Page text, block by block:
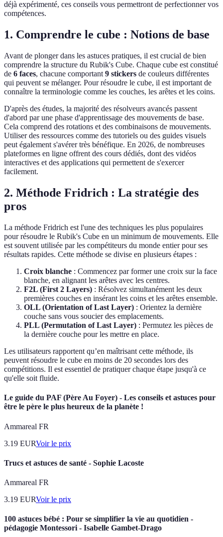
déjà expérimenté, ces conseils vous permettront de perfectionner vos
compétences.
1. Comprendre le cube : Notions de base
Avant de plonger dans les astuces pratiques, il est crucial de bien
comprendre la structure du Rubik's Cube. Chaque cube est constitué
de 6 faces, chacune comportant 9 stickers de couleurs différentes
qui peuvent se mélanger. Pour résoudre le cube, il est important de
connaître la terminologie comme les couches, les arêtes et les coins.
D'après des études, la majorité des résolveurs avancés passent
d'abord par une phase d'apprentissage des mouvements de base.
Cela comprend des rotations et des combinaisons de mouvements.
Utiliser des ressources comme des tutoriels ou des guides visuels
peut également s'avérer très bénéfique. En 2026, de nombreuses
plateformes en ligne offrent des cours dédiés, dont des vidéos
interactives et des applications qui permettent de s'exercer
facilement.
2. Méthode Fridrich : La stratégie des
pros
La méthode Fridrich est l'une des techniques les plus populaires
pour résoudre le Rubik's Cube en un minimum de mouvements. Elle
est souvent utilisée par les compétiteurs du monde entier pour ses
résultats rapides. Cette méthode se divise en plusieurs étapes :
Croix blanche : Commencez par former une croix sur la face
blanche, en alignant les arêtes avec les centres.
F2L (First 2 Layers) : Résolvez simultanément les deux
premières couches en insérant les coins et les arêtes ensemble.
OLL (Orientation of Last Layer) : Orientez la dernière
couche sans vous soucier des emplacements.
PLL (Permutation of Last Layer) : Permutez les pièces de
la dernière couche pour les mettre en place.
Les utilisateurs rapportent qu’en maîtrisant cette méthode, ils
peuvent résoudre le cube en moins de 20 secondes lors des
compétitions. Il est essentiel de pratiquer chaque étape jusqu'à ce
qu'elle soit fluide.
Le guide du PAF (Père Au Foyer) - Les conseils et astuces pour
être le père le plus heureux de la planète !
Ammareal FR
3.19 EURVoir le prix
Trucs et astuces de santé - Sophie Lacoste
Ammareal FR
3.19 EURVoir le prix
100 astuces bébé : Pour se simplifier la vie au quotidien -
pédagogie Montessori - Isabelle Gambet-Drago